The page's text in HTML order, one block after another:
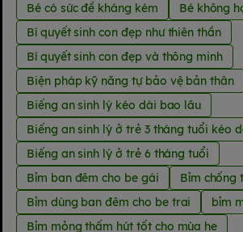
Bé có sức đề kháng kém
Bé không
Bí quyết sinh con đẹp như thiên thần
Bí quyết sinh con đẹp và thông minh
Biện pháp kỹ năng tự bảo vệ bản thân
Biếng an sinh lý kéo dài bao lâu
Biếng an sinh lý ở trẻ 3 tháng tuổi kéo
Biếng an sinh lý ở trẻ 6 tháng tuổi
Bỉm ban đêm cho be gái
Bỉm chống
Bỉm dùng ban đêm cho be trai
bỉm
Bỉm mỏng thấm hút tốt cho mùa he